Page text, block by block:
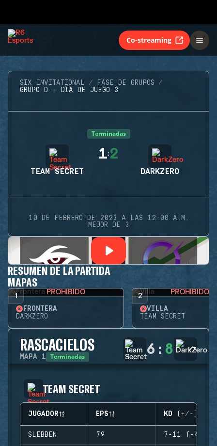
Co-streaming
SIX INVITATIONAL
FASE DE GRUPOS
GRUPO D - DÍA DE JUEGO 3
Terminadas
TEAM SECRET
1:2
DARKZERO
10 DE FEBRERO DE 2023 A LAS 12:00 A.M.
MEJOR DE 3
RESUMEN DE LA PARTIDA
MAPAS
1 PROHIBIDO
FRONTERA
DARKZERO
2 PROHIBIDO
VILLA
TEAM SECRET
RASCACIELOS
MAPA 1 Terminadas 6 : 8
TEAM SECRET
JUGADOR EPS KD (+/-)
SLEBBEN 79 7-11 (-4)